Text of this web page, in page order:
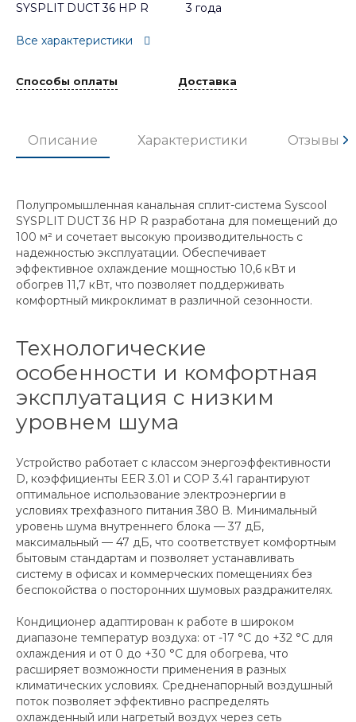
SYSPLIT DUCT 36 HP R
3 года
Все характеристики
Способы оплаты Доставка
Описание Характеристики Отзывы
Полупромышленная канальная сплит-система Syscool
SYSPLIT DUCT 36 HP R разработана для помещений до
100 м² и сочетает высокую производительность с
надежностью эксплуатации. Обеспечивает
эффективное охлаждение мощностью 10,6 кВт и
обогрев 11,7 кВт, что позволяет поддерживать
комфортный микроклимат в различной сезонности.
Технологические
особенности и комфортная
эксплуатация с низким
уровнем шума
Устройство работает с классом энергоэффективности
D, коэффициенты EER 3.01 и COP 3.41 гарантируют
оптимальное использование электроэнергии в
условиях трехфазного питания 380 В. Минимальный
уровень шума внутреннего блока — 37 дБ,
максимальный — 47 дБ, что соответствует комфортным
бытовым стандартам и позволяет устанавливать
систему в офисах и коммерческих помещениях без
беспокойства о посторонних шумовых раздражителях.
Кондиционер адаптирован к работе в широком
диапазоне температур воздуха: от -17 °C до +32 °C для
охлаждения и от 0 до +30 °C для обогрева, что
расширяет возможности применения в разных
климатических условиях. Средненапорный воздушный
поток позволяет эффективно распределять
охлажденный или нагретый воздух через сеть